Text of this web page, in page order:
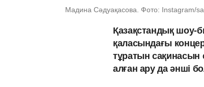
Мадина Сәдуақасова. Фото: Instagram/
Қазақстандық шоу-
қаласындағы
тұратын сақинасын
алған ару да әнші